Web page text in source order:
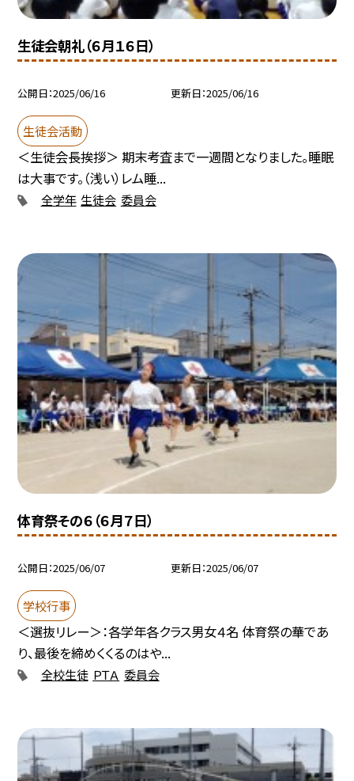
生徒会朝礼（６月１６日）
公開日 2025/06/16 更新日 2025/06/16
生徒会活動
＜生徒会長挨拶＞ 期末考査まで一週間となりました。睡眠
は大事です。（浅い）レム睡...
全学年 生徒会 委員会
体育祭その６（６月７日）
公開日 2025/06/07 更新日 2025/06/07
学校行事
＜選抜リレー＞：各学年各クラス男女４名 体育祭の華であ
り、最後を締めくくるのはや...
全校生徒 ＰＴＡ 委員会